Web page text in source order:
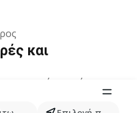
και
για αυτόν τον όρο.
καταστήματα